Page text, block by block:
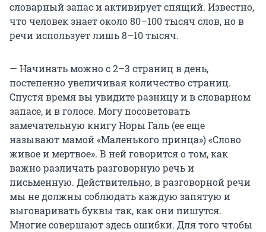
словарный запас и активирует спящий. Известно,
что человек знает около 80–100 тысяч слов, но в
речи использует лишь 8–10 тысяч.
— Начинать можно с 2–3 страниц в день,
постепенно увеличивая количество страниц.
Спустя время вы увидите разницу и в словарном
запасе, и в голосе. Могу посоветовать
замечательную книгу Норы Галь (ее еще
называют мамой «Маленького принца») «Слово
живое и мертвое». В ней говорится о том, как
важно различать разговорную речь и
письменную. Действительно, в разговорной речи
мы не должны соблюдать каждую запятую и
выговаривать буквы так, как они пишутся.
Многие совершают здесь ошибки. Для того чтобы